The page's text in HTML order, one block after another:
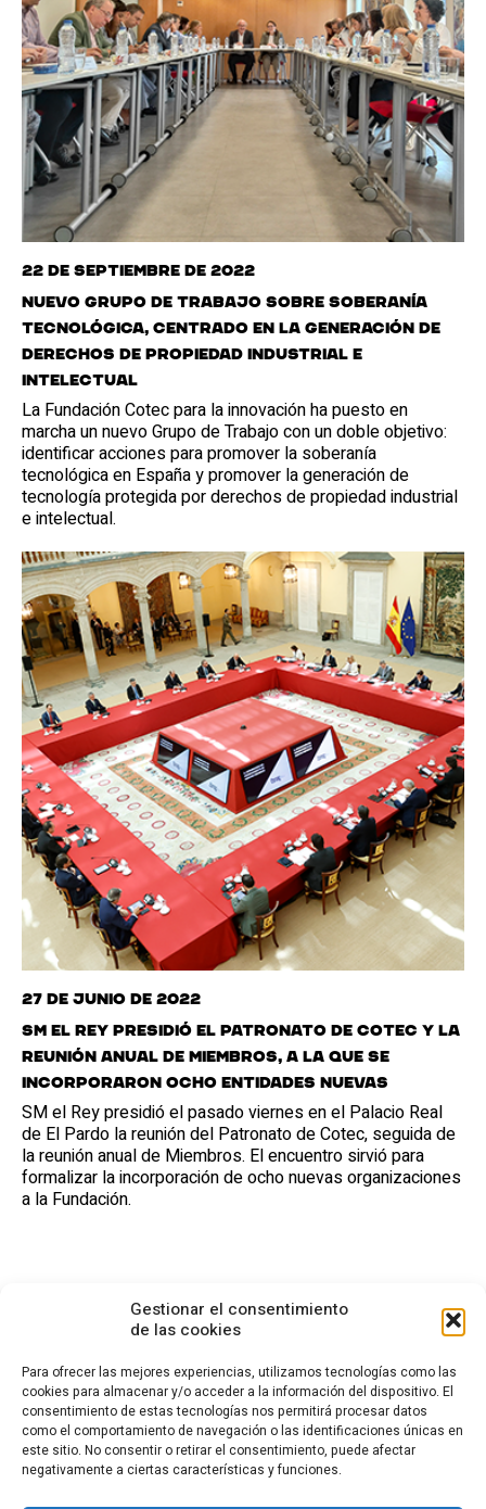
Gestionar el consentimiento
de las cookies
Para ofrecer las mejores experiencias, utilizamos tecnologías como las
cookies para almacenar y/o acceder a la información del dispositivo. El
consentimiento de estas tecnologías nos permitirá procesar datos
como el comportamiento de navegación o las identificaciones únicas en
este sitio. No consentir o retirar el consentimiento, puede afectar
negativamente a ciertas características y funciones.
22 de septiembre de 2022
Nuevo Grupo de Trabajo sobre Soberanía
Tecnológica, centrado en la generación de
derechos de propiedad industrial e
intelectual
La Fundación Cotec para la innovación ha puesto en
marcha un nuevo Grupo de Trabajo con un doble objetivo:
identificar acciones para promover la soberanía
tecnológica en España y promover la generación de
tecnología protegida por derechos de propiedad industrial
e intelectual.
27 de junio de 2022
SM el Rey presidió el patronato de Cotec y la
reunión anual de miembros, a la que se
incorporaron ocho entidades nuevas
SM el Rey presidió el pasado viernes en el Palacio Real
de El Pardo la reunión del Patronato de Cotec, seguida de
la reunión anual de Miembros. El encuentro sirvió para
formalizar la incorporación de ocho nuevas organizaciones
a la Fundación.
CONTACTO
Calle Cea Bermúdez, 3
28003 - Madrid. España